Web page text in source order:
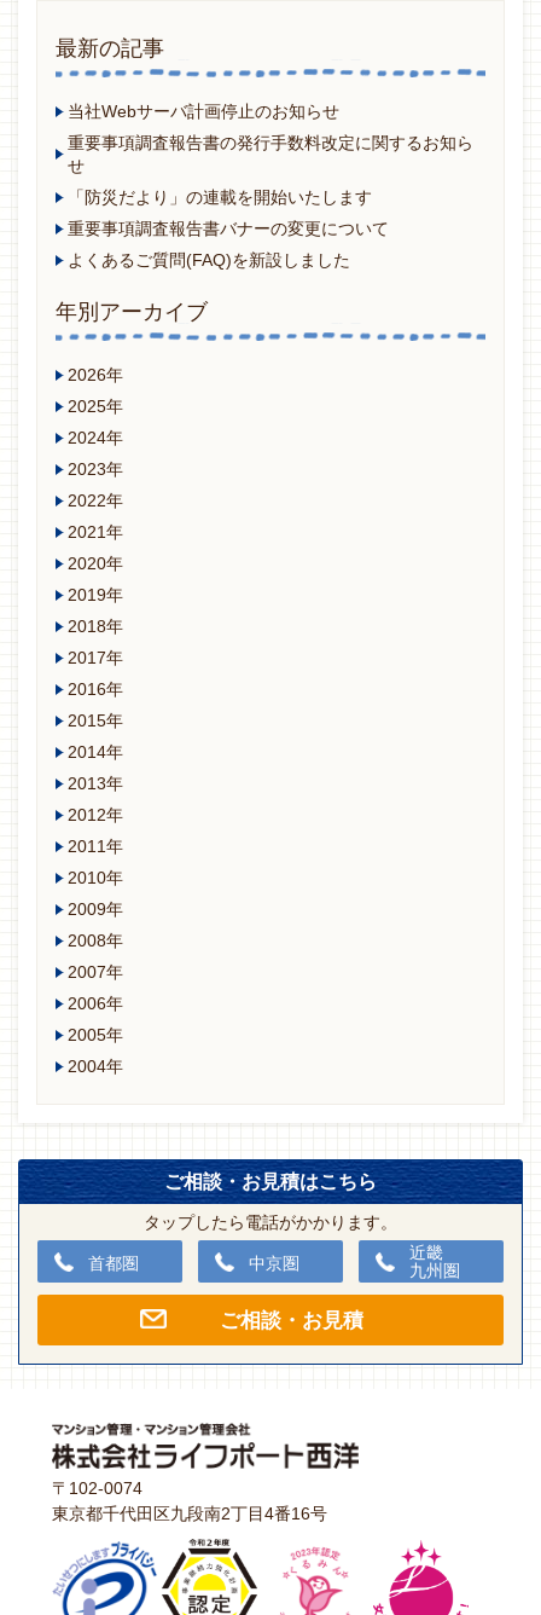
最新の記事
当社Webサーバ計画停止のお知らせ
重要事項調査報告書の発行手数料改定に関するお知ら
せ
「防災だより」の連載を開始いたします
重要事項調査報告書バナーの変更について
よくあるご質問(FAQ)を新設しました
年別アーカイブ
2026年
2025年
2024年
2023年
2022年
2021年
2020年
2019年
2018年
2017年
2016年
2015年
2014年
2013年
2012年
2011年
2010年
2009年
2008年
2007年
2006年
2005年
2004年
ご相談・お見積はこちら
タップしたら電話がかかります。
首都圏 中京圏
近畿
九州圏
ご相談・お見積
〒102-0074
東京都千代田区九段南2丁目4番16号